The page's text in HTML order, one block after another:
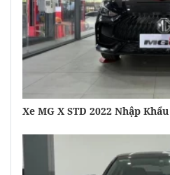
Xe MG X STD 2022 Nhập Khẩu